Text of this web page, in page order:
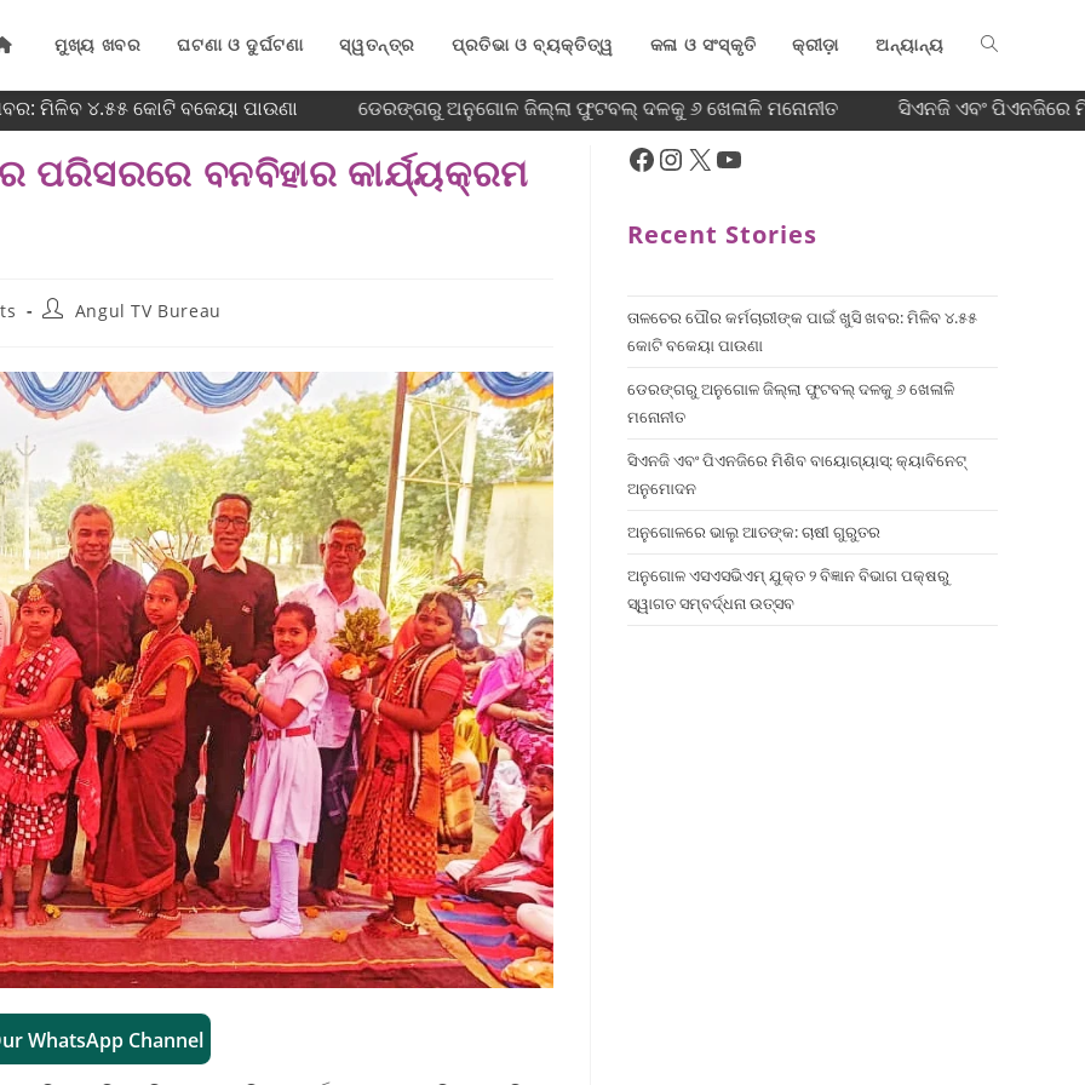
ମୁଖ୍ୟ ଖବର ଘଟଣା ଓ ଦୁର୍ଘଟଣା ସ୍ୱତନ୍ତ୍ର ପ୍ରତିଭା ଓ ବ୍ୟକ୍ତିତ୍ୱ କଳା ଓ ସଂସ୍କୃତି କ୍ରୀଡ଼ା ଅନ୍ୟାନ୍ୟ
ମିଳିବ ୪.୫୫ କୋଟି ବକେୟା ପାଉଣା ଡେରଙ୍ଗରୁ ଅନୁଗୋଳ ଜିଲ୍ଲା ଫୁଟବଲ୍ ଦଳକୁ ୬ ଖେଳାଳି ମନୋନୀତ ସିଏନଜି ଏବଂ ପିଏନଜିରେ
ପରିସରରେ ବନବିହାର କାର୍ଯ୍ୟକ୍ରମ
Angul TV Bureau
WhatsApp Channel
Recent Stories
ତାଳଚେର ପୌର କର୍ମଚାରୀଙ୍କ ପାଇଁ ଖୁସି ଖବର: ମିଳିବ ୪.୫୫
କୋଟି ବକେୟା ପାଉଣା
ଡେରଙ୍ଗରୁ ଅନୁଗୋଳ ଜିଲ୍ଲା ଫୁଟବଲ୍ ଦଳକୁ ୬ ଖେଳାଳି
ମନୋନୀତ
ସିଏନଜି ଏବଂ ପିଏନଜିରେ ମିଶିବ ବାୟୋଗ୍ୟାସ୍: କ୍ୟାବିନେଟ୍
ଅନୁମୋଦନ
ଅନୁଗୋଳରେ ଭାଲୁ ଆତଙ୍କ: ଚାଷୀ ଗୁରୁତର
ଅନୁଗୋଳ ଏସଏସଭିଏମ୍ ଯୁକ୍ତ ୨ ବିଜ୍ଞାନ ବିଭାଗ ପକ୍ଷରୁ
ସ୍ୱାଗତ ସମ୍ବର୍ଦ୍ଧନା ଉତ୍ସବ